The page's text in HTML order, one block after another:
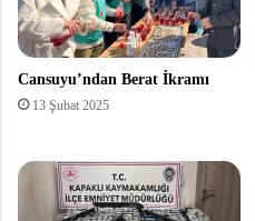
Cansuyu’ndan Berat İkramı
13 Şubat 2025